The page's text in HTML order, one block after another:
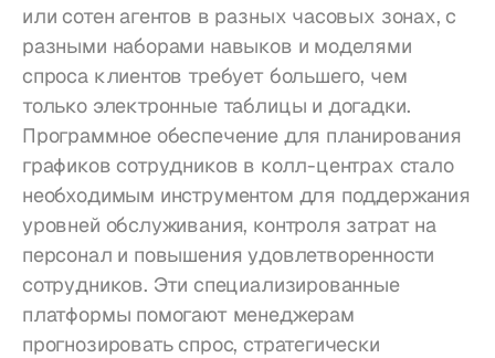
или сотен агентов в разных часовых зонах, с
разными наборами навыков и моделями
спроса клиентов требует большего, чем
только электронные таблицы и догадки.
Программное обеспечение для планирования
графиков сотрудников в колл-центрах стало
необходимым инструментом для поддержания
уровней обслуживания, контроля затрат на
персонал и повышения удовлетворенности
сотрудников. Эти специализированные
платформы помогают менеджерам
прогнозировать спрос, стратегически